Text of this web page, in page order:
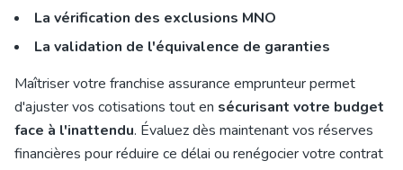
La vérification des exclusions MNO
La validation de l'équivalence de garanties
Maîtriser votre franchise assurance emprunteur permet
d'ajuster vos cotisations tout en sécurisant votre budget
face à l'inattendu. Évaluez dès maintenant vos réserves
financières pour réduire ce délai ou renégocier votre contrat